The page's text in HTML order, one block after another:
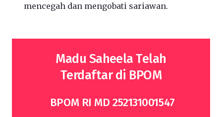
mencegah dan mengobati sariawan.
Madu Saheela Telah
Terdaftar di BPOM
BPOM RI MD 252131001547